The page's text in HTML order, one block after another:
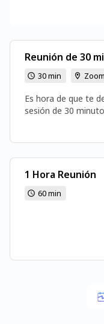
Reunión de 30
30 min Zoom
Es hora de que te
sesión de 30
1 Hora Reunión
60 min